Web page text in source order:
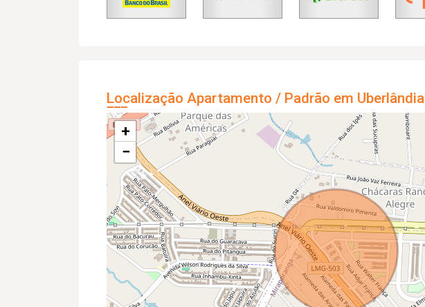
Localização Apartamento / Padrão em Uberlândia
+
−